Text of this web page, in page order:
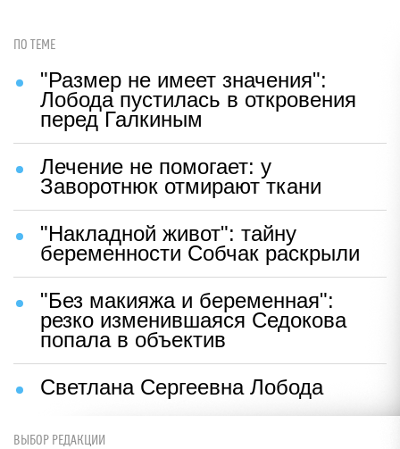
ПО ТЕМЕ
"Размер не имеет значения":
Лобода пустилась в откровения
перед Галкиным
Лечение не помогает: у
Заворотнюк отмирают ткани
"Накладной живот": тайну
беременности Собчак раскрыли
"Без макияжа и беременная":
резко изменившаяся Седокова
попала в объектив
Светлана Сергеевна Лобода
ВЫБОР РЕДАКЦИИ